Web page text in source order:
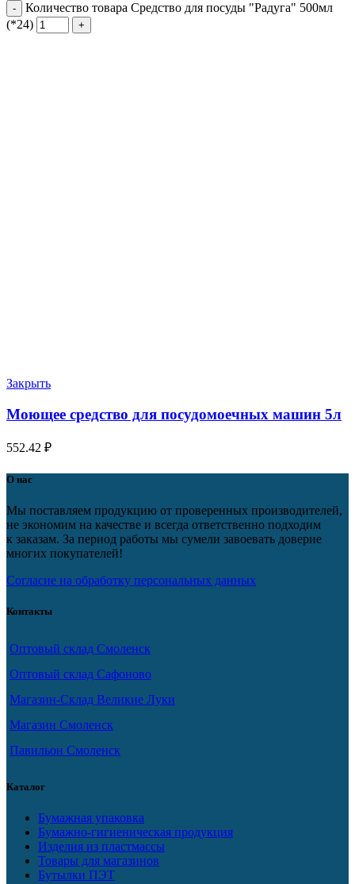
Количество товара Средство для посуды "Радуга" 500мл
(*24)
Закрыть
Моющее средство для посудомоечных машин 5л
552.42 ₽
О нас
Мы поставляем продукцию от проверенных производителей,
не экономим на качестве и всегда ответственно подходим
к заказам. За период работы мы сумели завоевать доверие
многих покупателей!
Согласие на обработку персональных данных
Контакты
Оптовый склад Смоленск
Оптовый склад Сафоново
Магазин-Склад Великие Луки
Магазин Смоленск
Павильон Смоленск
Каталог
Бумажная упаковка
Бумажно-гигиеническая продукция
Изделия из пластмассы
Товары для магазинов
Бутылки ПЭТ